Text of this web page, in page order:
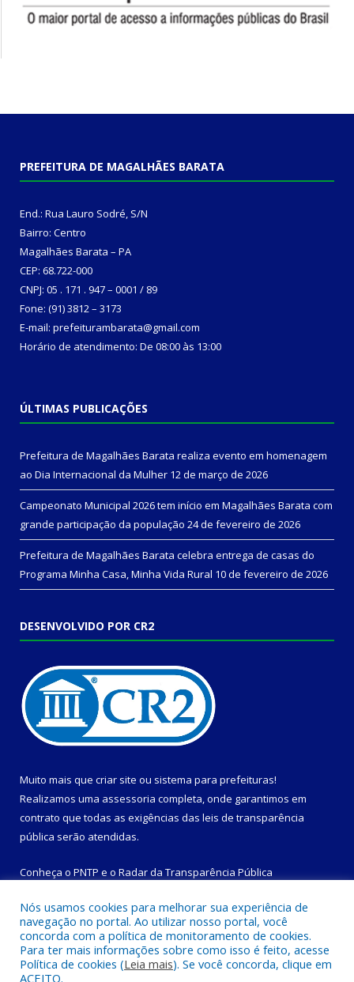
PREFEITURA DE MAGALHÃES BARATA
End.: Rua Lauro Sodré, S/N
Bairro: Centro
Magalhães Barata – PA
CEP: 68.722-000
CNPJ: 05 . 171 . 947 – 0001 / 89
Fone: (91) 3812 – 3173
E-mail: prefeiturambarata@gmail.com
Horário de atendimento: De 08:00 às 13:00
ÚLTIMAS PUBLICAÇÕES
Prefeitura de Magalhães Barata realiza evento em homenagem
ao Dia Internacional da Mulher 12 de março de 2026
Campeonato Municipal 2026 tem início em Magalhães Barata com
grande participação da população 24 de fevereiro de 2026
Prefeitura de Magalhães Barata celebra entrega de casas do
Programa Minha Casa, Minha Vida Rural 10 de fevereiro de 2026
DESENVOLVIDO POR CR2
Muito mais que criar site ou sistema para prefeituras!
Realizamos uma assessoria completa, onde garantimos em
contrato que todas as exigências das leis de transparência
pública serão atendidas.
Conheça o PNTP e o Radar da Transparência Pública
Todos os direitos reservados a Prefeitura Municipal de
Magalhães Barata.
Nós usamos cookies para melhorar sua experiência de
navegação no portal. Ao utilizar nosso portal, você
concorda com a política de monitoramento de cookies.
Para ter mais informações sobre como isso é feito, acesse
Política de cookies (Leia mais). Se você concorda, clique em
ACEITO.